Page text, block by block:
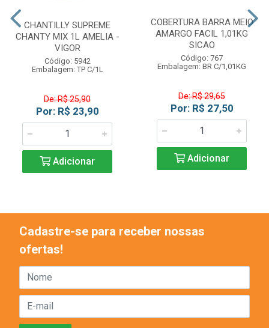
CHANTILLY SUPREME
CHANTY MIX 1L AMELIA -
VIGOR
Código: 5942
Embalagem: TP C/1L
De: R$ 25,90
Por: R$ 23,90
Adicionar
COBERTURA BARRA MEIO
AMARGO FACIL 1,01KG
SICAO
Código: 767
Embalagem: BR C/1,01KG
De: R$ 29,65
Por: R$ 27,50
Adicionar
Cadastre-se para receber nossas
ofertas!